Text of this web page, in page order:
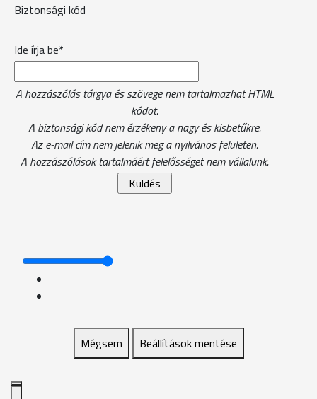
Biztonsági kód
Ide írja be*
A hozzászólás tárgya és szövege nem tartalmazhat HTML
kódot.
A biztonsági kód nem érzékeny a nagy és kisbetűkre.
Az e-mail cím nem jelenik meg a nyilvános felületen.
A hozzászólások tartalmáért felelősséget nem vállalunk.
Mégsem Beállítások mentése